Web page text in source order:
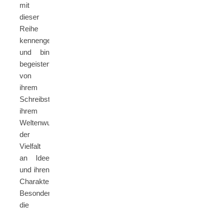
mit
dieser
Reihe
kennengelernt
und bin
begeistert
von
ihrem
Schreibstil,
ihrem
Weltenwurf,
der
Vielfalt
an Idee
und ihren
Charakteren.
Besonders
die